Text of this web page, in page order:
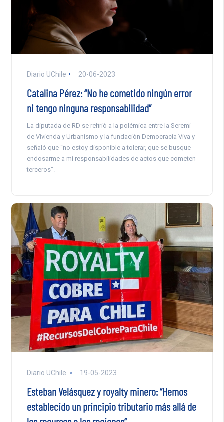
Diario UChile 20-06-2023
Catalina Pérez: “No he cometido ningún error
ni tengo ninguna responsabilidad”
La diputada de RD se refirió a la polémica entre la Seremi
de Vivienda y Urbanismo y la fundación Democracia Viva y
señaló que “no estoy disponible a tolerar, que se busque
endosarme a mí responsabilidades de actos que cometen
terceros”.
Diario UChile 19-05-2023
Esteban Velásquez y royalty minero: “Hemos
establecido un principio tributario más allá de